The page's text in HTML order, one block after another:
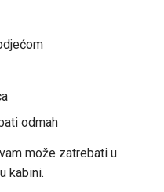
odmah
može zatrebati u
kabini.